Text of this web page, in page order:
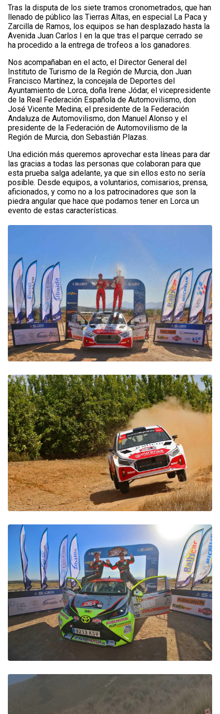
Tras la disputa de los siete tramos cronometrados, que han
llenado de público las Tierras Altas, en especial La Paca y
Zarcilla de Ramos, los equipos se han desplazado hasta la
Avenida Juan Carlos I en la que tras el parque cerrado se
ha procedido a la entrega de trofeos a los ganadores.
Nos acompañaban en el acto, el Director General del
Instituto de Turismo de la Región de Murcia, don Juan
Francisco Martínez, la concejala de Deportes del
Ayuntamiento de Lorca, doña Irene Jódar, el vicepresidente
de la Real Federación Española de Automovilismo, don
José Vicente Medina; el presidente de la Federación
Andaluza de Automovilismo, don Manuel Alonso y el
presidente de la Federación de Automovilismo de la
Región de Murcia, don Sebastián Plazas.
Una edición más queremos aprovechar esta líneas para dar
las gracias a todas las personas que colaboran para que
esta prueba salga adelante, ya que sin ellos esto no sería
posible. Desde equipos, a voluntarios, comisarios, prensa,
aficionados, y como no a los patrocinadores que son la
piedra angular que hace que podamos tener en Lorca un
evento de estas características.